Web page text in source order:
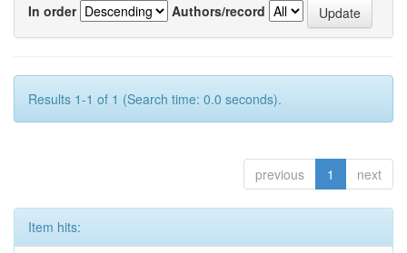
In order
Authors/record
Results 1-1 of 1 (Search time: 0.0 seconds).
previous 1 next
Item hits: